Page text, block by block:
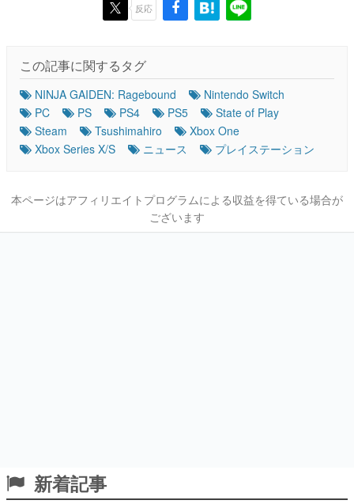
反応
この記事に関するタグ
NINJA GAIDEN: Ragebound
Nintendo Switch
PC
PS PS4 PS5
State of Play
Steam
Tsushimahiro
Xbox One
Xbox Series X/S
ニュース プレイステーション
本ページはアフィリエイトプログラムによる収益を得ている場合が
ございます
新着記事